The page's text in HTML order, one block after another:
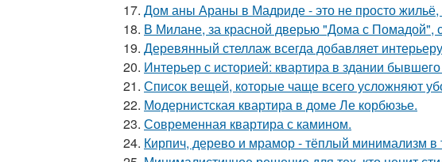
17. Дом аны Араны в Мадриде - это не просто жильё,
18. В Милане, за красной дверью "Дома с Помадой",
19. Деревянный стеллаж всегда добавляет
20. Интерьер с историей: квартира в здании
21. Список вещей, которые чаще всего усложняют
22. Модернистская квартира в доме Ле корбюзье.
23. Современная квартира с камином.
24. Кирпич, дерево и мрамор - тёплый минимализм